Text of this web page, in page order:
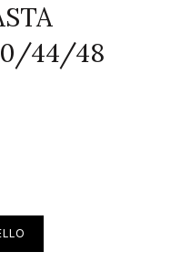
44/48